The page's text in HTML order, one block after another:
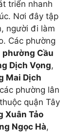
triển nhanh
Nơi đây tập
người đi làm
Các phường
phường Cầu
Dịch Vọng,
Mai Dịch
phường lân
quận Tây
Xuân Tảo
Ngọc Hà,